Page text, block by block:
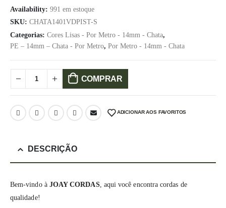
Availability: 991 em estoque
SKU: CHATA1401VDPIST-S
Categorias: Cores Lisas - Por Metro - 14mm - Chata,
PE – 14mm – Chata - Por Metro, Por Metro - 14mm - Chata
COMPRAR
ADICIONAR AOS FAVORITOS
DESCRIÇÃO
Bem-vindo à JOAY CORDAS, aqui você encontra cordas de
qualidade!